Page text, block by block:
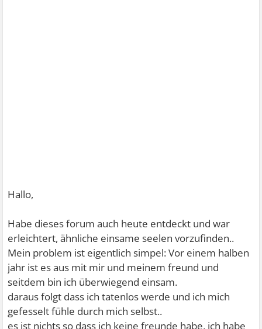
Hallo,
Habe dieses forum auch heute entdeckt und war
erleichtert, ähnliche einsame seelen vorzufinden..
Mein problem ist eigentlich simpel: Vor einem halben
jahr ist es aus mit mir und meinem freund und
seitdem bin ich überwiegend einsam.
daraus folgt dass ich tatenlos werde und ich mich
gefesselt fühle durch mich selbst..
es ist nichts so dass ich keine freunde habe, ich habe